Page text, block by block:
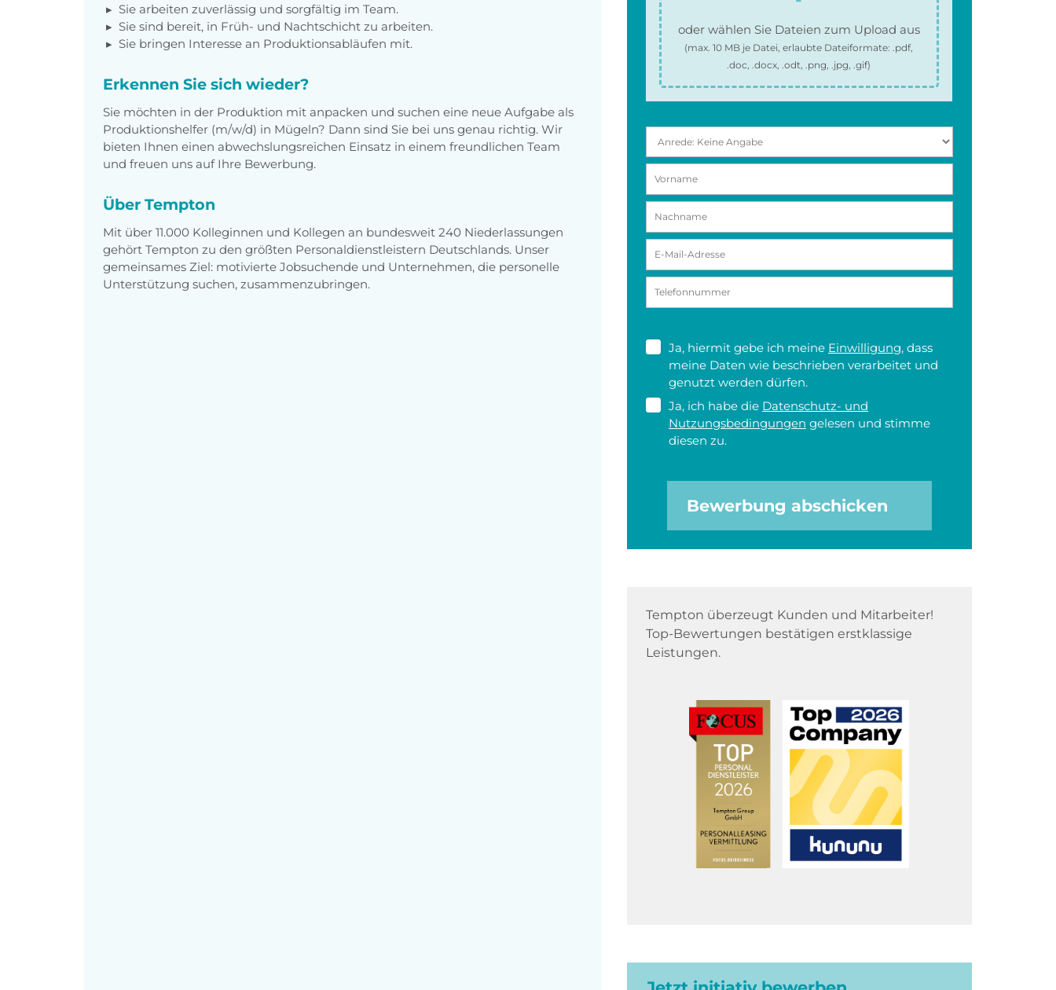
Sie arbeiten zuverlässig und sorgfältig im Team.
Sie sind bereit, in Früh- und Nachtschicht zu arbeiten.
Sie bringen Interesse an Produktionsabläufen mit.
Erkennen Sie sich wieder?
Sie möchten in der Produktion mit anpacken und suchen eine neue Aufgabe als
Produktionshelfer (m/w/d) in Mügeln? Dann sind Sie bei uns genau richtig. Wir
bieten Ihnen einen abwechslungsreichen Einsatz in einem freundlichen Team
und freuen uns auf Ihre Bewerbung.
Über Tempton
Mit über 11.000 Kolleginnen und Kollegen an bundesweit 240 Niederlassungen
gehört Tempton zu den größten Personaldienstleistern Deutschlands. Unser
gemeinsames Ziel: motivierte Jobsuchende und Unternehmen, die personelle
Unterstützung suchen, zusammenzubringen.
oder wählen Sie Dateien zum Upload aus
(max.10 MB je Datei, erlaubte Dateiformate:.pdf,
.doc, .docx, .odt, .png, .jpg, .gif)
Ja, hiermit gebe ich meine Einwilligung, dass
meine Daten wie beschrieben verarbeitet und
genutzt werden dürfen.
Ja, ich habe die Datenschutz- und
Nutzungsbedingungen gelesen und stimme
diesen zu.
Bewerbung abschicken
Tempton überzeugt Kunden und Mitarbeiter!
Top-Bewertungen bestätigen erstklassige
Leistungen.